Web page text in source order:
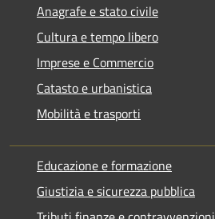
Anagrafe e stato civile
Cultura e tempo libero
Imprese e Commercio
Catasto e urbanistica
Mobilità e trasporti
Educazione e formazione
Giustizia e sicurezza pubblica